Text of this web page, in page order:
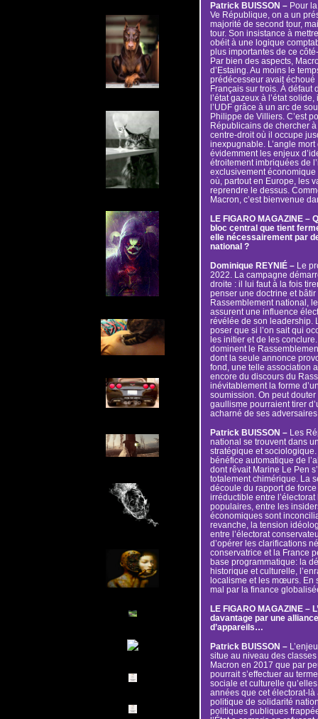
Patrick BUISSON –Pour la
Ve République, on a un
majorité de second tour,
tour. Son insistance à
obéit à une logique
plus importantes de ce
Par bien des aspects,
d’Estaing. Au moins le
prédécesseur avait
Français sur trois. À défaut
l’état gazeux à l’état
l’UDF grâce à un arc de
Philippe de Villiers. C’est
Républicains de chercher
centre-droit où il occupe
inexpugnable. L’angle
évidemment les enjeux
étroitement imbriquées de
exclusivement
où, partout en Europe, les
reprendre le dessus.
Macron, c’est bienvenue
LE FIGARO MAGAZINE –
bloc central que tient
elle nécessairement par
national ?
Dominique REYNIÉ –Le
2022. La campagne
droite : il lui faut à la fois
penser une doctrine et
Rassemblement national,
assurent une influence
révélée de son leadership.
poser que si l’on sait qui
les initier et de les
dominent le
dont la seule annonce
fond, une telle association
encore du discours du
inévitablement la forme
soumission. On peut
gaullisme pourraient tirer
acharné de ses
Patrick BUISSON –Les
national se trouvent dans
stratégique et
bénéfice automatique de
dont rêvait Marine Le Pen
totalement chimérique. La
découle du rapport de
irréductible entre
populaires, entre les
économiques sont
revanche, la tension
entre l’électorat
d’opérer les clarifications
conservatrice et la France
base programmatique: la
historique et culturelle,
localisme et les mœurs. En
mal par la finance
LE FIGARO MAGAZINE –
davantage par une
d’appareils…
Patrick BUISSON –
situe au niveau des
Macron en 2017 que par
pourrait s’effectuer au
sociale et culturelle
années que cet électorat-
politique de solidarité
politiques publiques